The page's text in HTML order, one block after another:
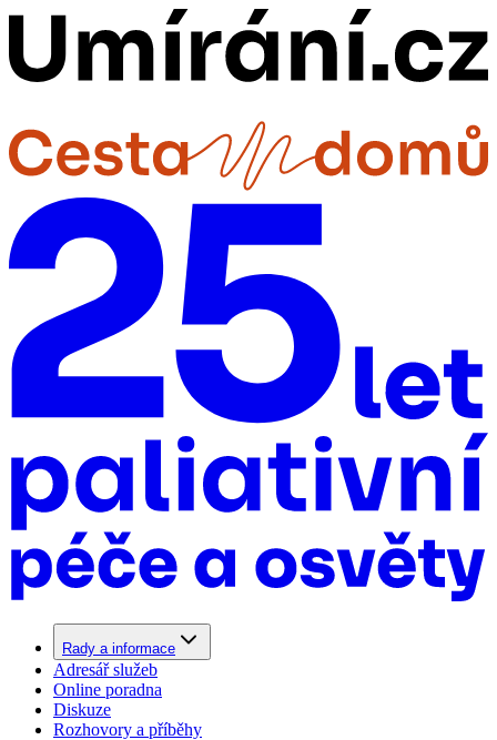
Rady a informace
Adresář služeb
Online poradna
Diskuze
Rozhovory a příběhy